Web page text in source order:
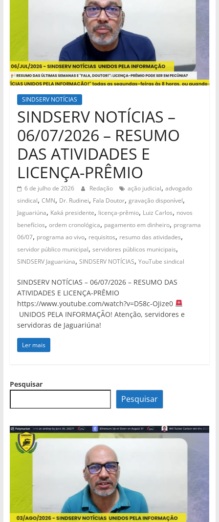
SINDSERV NOTÍCIAS
SINDSERV NOTÍCIAS –
06/07/2026 – RESUMO
DAS ATIVIDADES E
LICENÇA-PRÊMIO
6 de julho de 2026 Redação ação judicial, advogado
sindical, CMN, Dr. Rudinei, Fala Doutor, gravação disponível,
Jaguariúna, Kaká presidente, licença-prêmio, Luiz Carlos, novos
benefícios, ordem cronológica, pagamento em dinheiro, programa
06/07, programa ao vivo, requisitos, resumo das atividades,
servidor público municipal, servidores públicos municipais,
SINDSERV Jaguariúna, SINDSERV NOTÍCIAS, YouTube sindical
SINDSERV NOTÍCIAS – 06/07/2026 – RESUMO DAS
ATIVIDADES E LICENÇA-PRÊMIO
https://www.youtube.com/watch?v=D58c-OJize0
UNIDOS PELA INFORMAÇÃO! Atenção, servidores e
servidoras de Jaguariúna!
Ler mais
Pesquisar
Pesquisar